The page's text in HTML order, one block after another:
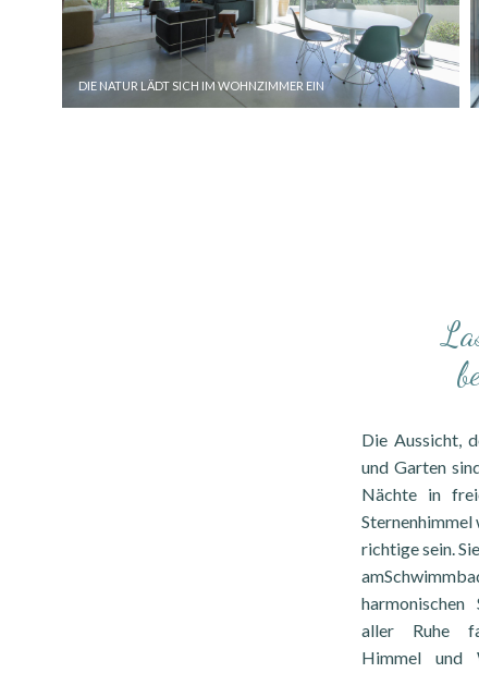
DIE NATUR LÄDT SICH IM WOHNZIMMER EIN
Die Aussicht,
und Garten
Nächte in
Sternenhimmel
richtige sein.
aller Ruhe
Himmel und